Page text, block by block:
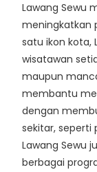
Lawang Sewu
meningkatkan
satu ikon kota,
wisatawan
maupun
membantu
dengan
sekitar, seperti
Lawang Sewu
berbagai